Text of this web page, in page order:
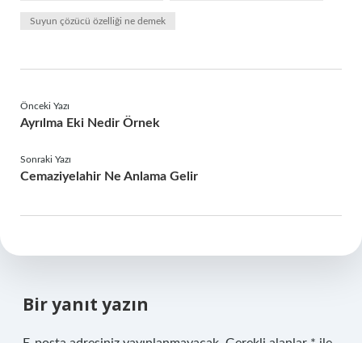
Suyun çözücü özelliği ne demek
Önceki Yazı
Ayrılma Eki Nedir Örnek
Sonraki Yazı
Cemaziyelahir Ne Anlama Gelir
Bir yanıt yazın